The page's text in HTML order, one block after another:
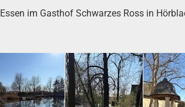
im Gasthof Schwarzes Ross in